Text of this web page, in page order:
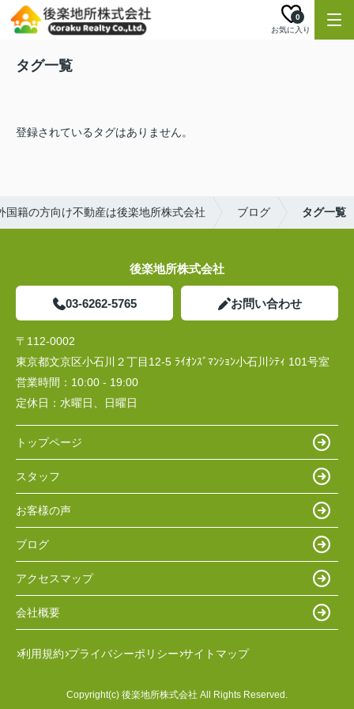
お気に入り
0
タグ一覧
登録されているタグはありません。
国籍の方向け不動産は後楽地所株式会社 ブログ タグ一覧
後楽地所株式会社
03-6262-5765 お問い合わせ
〒112-0002
東京都文京区小石川２丁目12-5 ﾗｲｵﾝｽﾞﾏﾝｼｮﾝ小石川ｼﾃｨ 101号室
営業時間： 10:00 - 19:00
定休日： 水曜日、日曜日
トップページ
スタッフ
お客様の声
ブログ
アクセスマップ
会社概要
利用規約 プライバシーポリシー サイトマップ
Copyright(c) 後楽地所株式会社 All Rights Reserved.